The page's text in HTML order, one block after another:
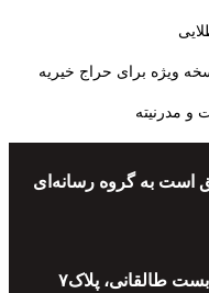
متعلق است به گروه رسانه‌ای
طالقانی، پلاک۷